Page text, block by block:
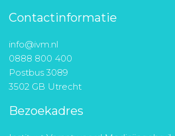
Contactinformatie
info@ivm.nl
0888 800 400
Postbus 3089
3502 GB Utrecht
Bezoekadres